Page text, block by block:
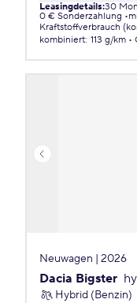
Leasingdetails:30
0 € Sonderzahlung
Kraftstoffverbrauch
kombiniert: 113 g/km
Neuwagen | 2026
Dacia Bigster
Hybrid (Benzin)